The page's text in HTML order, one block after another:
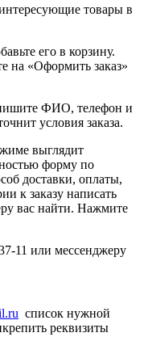
товары в
его в корзину.
на «Оформить заказ»
ФИО, телефон и
условия заказа.
выглядит
форму по
доставки, оплаты,
к заказу написать
вас найти. Нажмите
11 или мессенджеру
список нужной
реквизиты